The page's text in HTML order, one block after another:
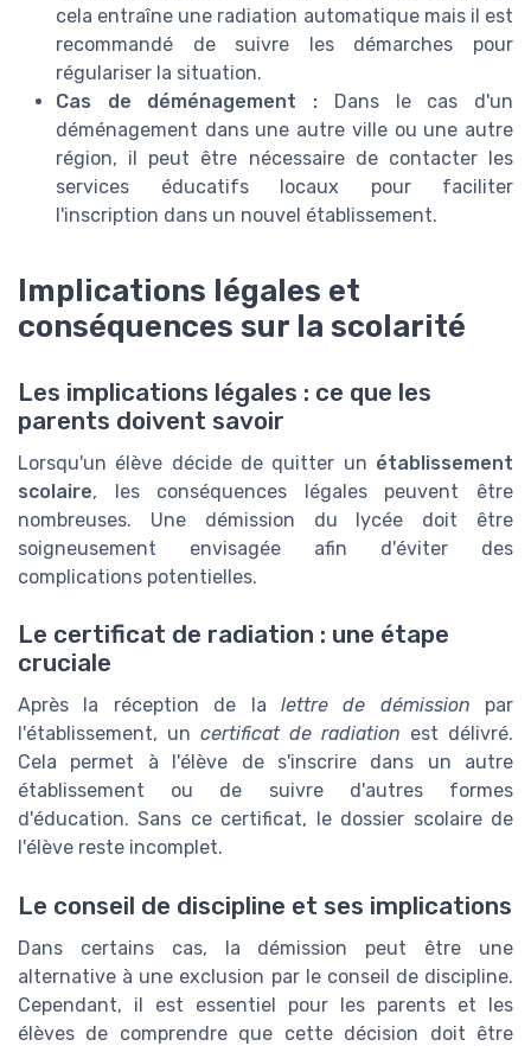
cela entraîne une radiation automatique mais il est
recommandé de suivre les démarches pour
régulariser la situation.
Cas de déménagement : Dans le cas d'un
déménagement dans une autre ville ou une autre
région, il peut être nécessaire de contacter les
services éducatifs locaux pour faciliter
l'inscription dans un nouvel établissement.
Implications légales et
conséquences sur la scolarité
Les implications légales : ce que les
parents doivent savoir
Lorsqu'un élève décide de quitter un établissement
scolaire, les conséquences légales peuvent être
nombreuses. Une démission du lycée doit être
soigneusement envisagée afin d'éviter des
complications potentielles.
Le certificat de radiation : une étape
cruciale
Après la réception de la lettre de démission par
l'établissement, un certificat de radiation est délivré.
Cela permet à l'élève de s'inscrire dans un autre
établissement ou de suivre d'autres formes
d'éducation. Sans ce certificat, le dossier scolaire de
l'élève reste incomplet.
Le conseil de discipline et ses implications
Dans certains cas, la démission peut être une
alternative à une exclusion par le conseil de discipline.
Cependant, il est essentiel pour les parents et les
élèves de comprendre que cette décision doit être